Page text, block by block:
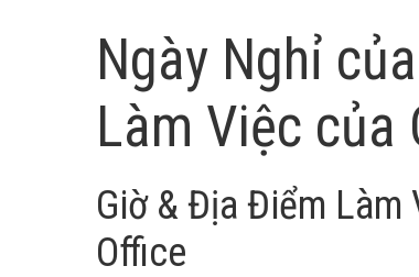
Ngày Nghỉ
Làm Việc của
Giờ & Địa Điểm Làm
Office